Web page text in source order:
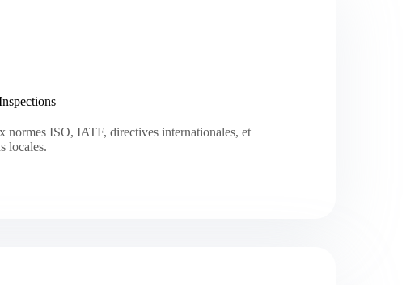
normes ISO, IATF, directives internationales, et
locales.